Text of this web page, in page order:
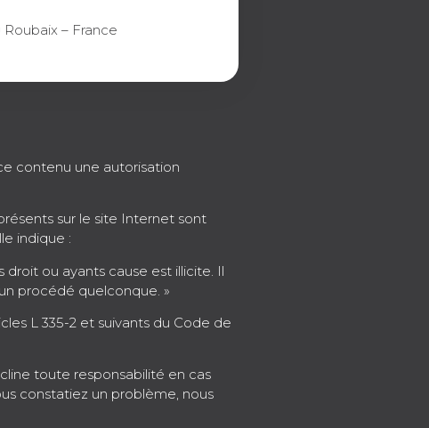
– France
contenu une autorisation
sur le site Internet sont
indique :
ou ayants cause est illicite. Il
procédé quelconque. »
L 335-2 et suivants du Code de
toute responsabilité en cas
constatiez un problème, nous